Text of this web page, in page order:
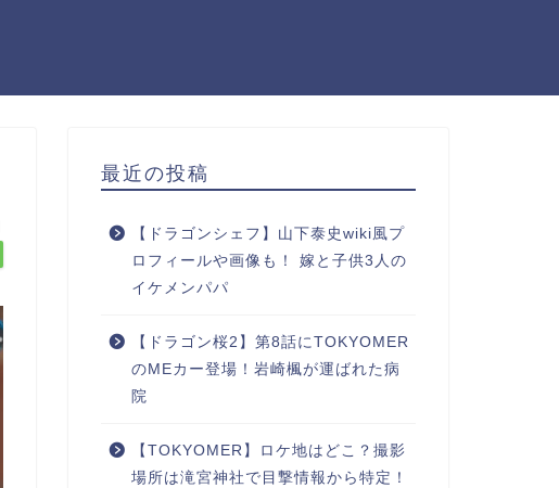
最近の投稿
【ドラゴンシェフ】山下泰史wiki風プ
ロフィールや画像も！ 嫁と子供3人の
イケメンパパ
【ドラゴン桜2】第8話にTOKYOMER
のMEカー登場！岩崎楓が運ばれた病
院
【TOKYOMER】ロケ地はどこ？撮影
場所は滝宮神社で目撃情報から特定！